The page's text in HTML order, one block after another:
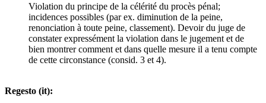
Violation du principe de la célérité du procès pénal;
incidences possibles (par ex. diminution de la peine,
renonciation à toute peine, classement). Devoir du juge de
constater expressément la violation dans le jugement et de
bien montrer comment et dans quelle mesure il a tenu compte
de cette circonstance (consid. 3 et 4).
Regesto (it):